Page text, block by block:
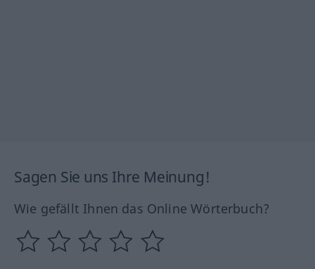
Sagen Sie uns Ihre Meinung!
Wie gefällt Ihnen das Online Wörterbuch?